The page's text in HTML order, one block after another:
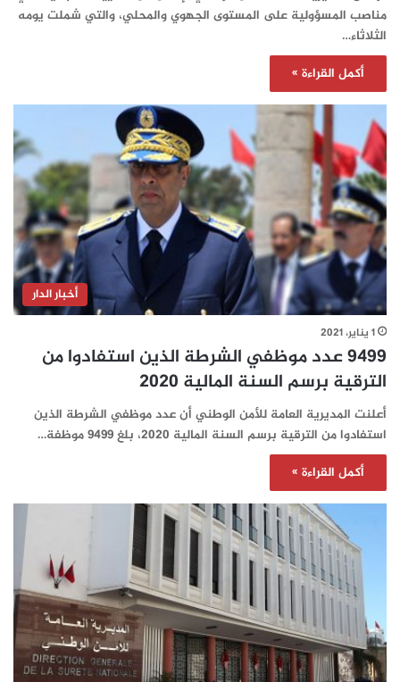
مناصب المسؤولية على المستوى الجهوي والمحلي، والتي شملت يومه
الثلاثاء…
أكمل القراءة »
أخبار الدار
1 يناير، 2021
9499 عدد موظفي الشرطة الذين استفادوا من
الترقية برسم السنة المالية 2020
أعلنت المديرية العامة للأمن الوطني أن عدد موظفي الشرطة الذين
استفادوا من الترقية برسم السنة المالية 2020، بلغ 9499 موظفة…
أكمل القراءة »